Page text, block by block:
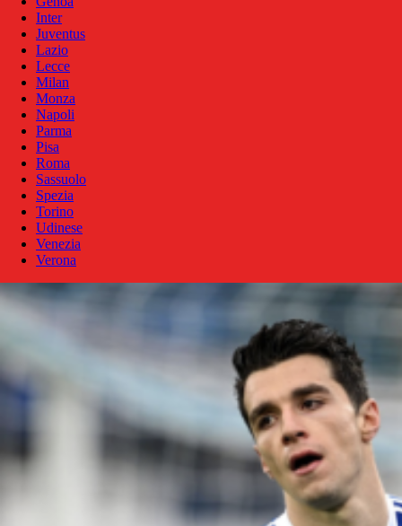
Inter
Juventus
Lazio
Lecce
Milan
Monza
Napoli
Parma
Pisa
Roma
Sassuolo
Spezia
Torino
Udinese
Venezia
Verona